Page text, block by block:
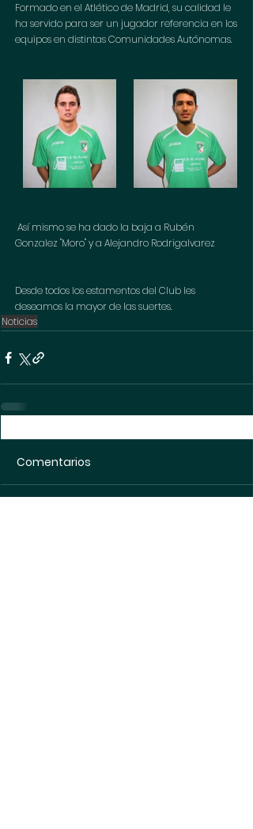
Formado en el Atlético de Madrid, su calidad le
ha servido para ser un jugador referencia en los
equipos en distintas Comunidades Autónomas.
Gonzalez "Moro" y a Alejandro Rodrigalvarez
Desde todos los estamentos del Club les
deseamos la mayor de las suertes.
Noticias
Comentarios